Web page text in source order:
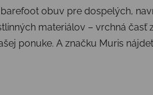
obuv pre dospelých,
materiálov – vrchná
ponuke. A značku Muris